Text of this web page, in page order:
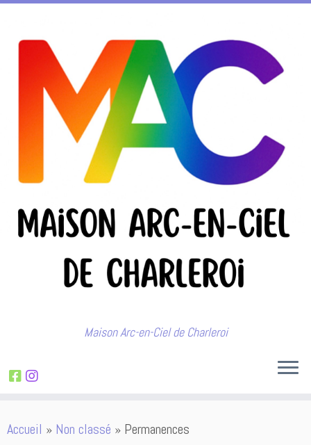
au
Maison Arc-en-Ciel de Charleroi
Accueil » Non classé » Permanences